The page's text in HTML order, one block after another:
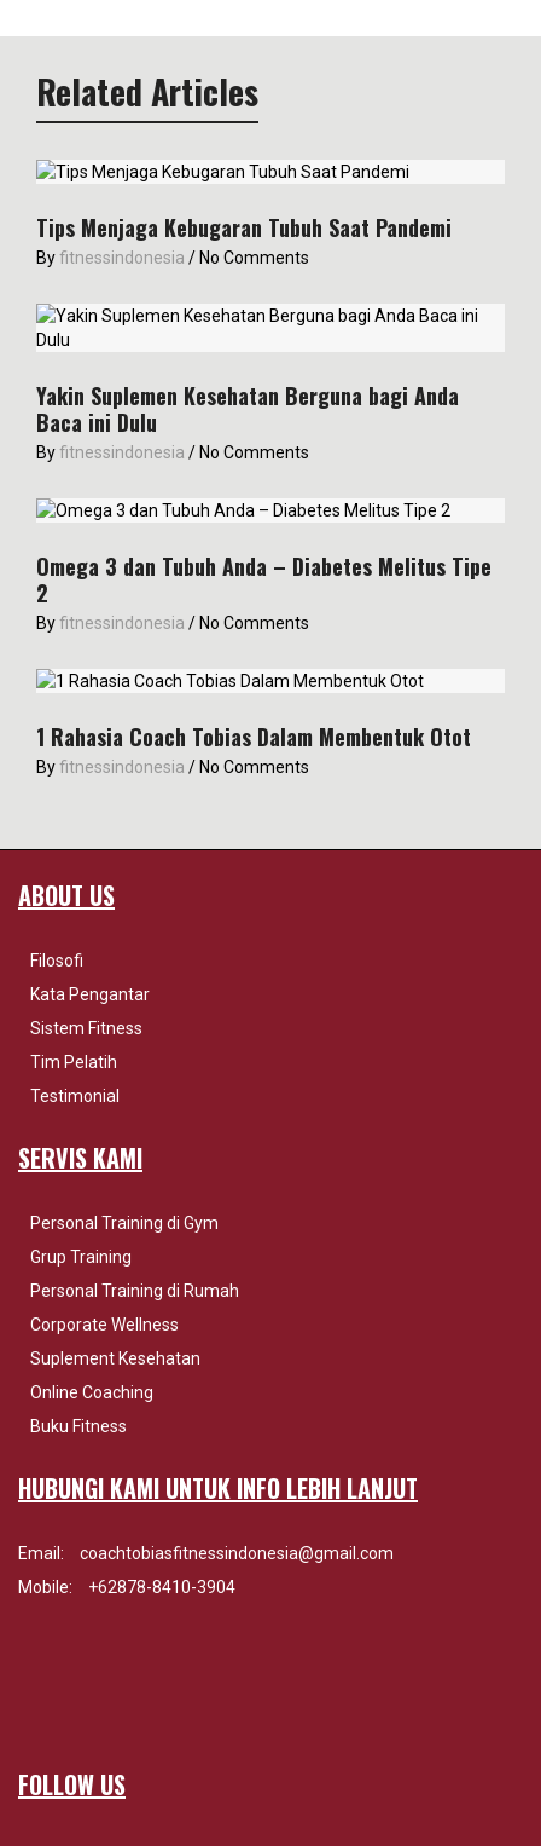
Related Articles
Tips Menjaga Kebugaran Tubuh Saat Pandemi
Byfitnessindonesia / No Comments
Yakin Suplemen Kesehatan Berguna bagi Anda
Baca ini Dulu
Byfitnessindonesia / No Comments
Omega 3 dan Tubuh Anda – Diabetes Melitus Tipe
2
Byfitnessindonesia / No Comments
1 Rahasia Coach Tobias Dalam Membentuk Otot
Byfitnessindonesia / No Comments
ABOUT US
Filosofi
Kata Pengantar
Sistem Fitness
Tim Pelatih
Testimonial
SERVIS KAMI
Personal Training di Gym
Grup Training
Personal Training di Rumah
Corporate Wellness
Suplement Kesehatan
Online Coaching
Buku Fitness
HUBUNGI KAMI UNTUK INFO LEBIH LANJUT
Email:
coachtobiasfitnessindonesia@gmail.com
Mobile:
+62878-8410-3904
FOLLOW US